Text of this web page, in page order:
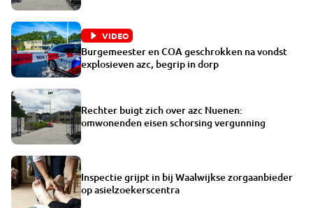
VIDEO
Burgemeester en COA geschrokken na vondst
explosieven azc, begrip in dorp
Rechter buigt zich over azc Nuenen:
omwonenden eisen schorsing vergunning
Inspectie grijpt in bij Waalwijkse zorgaanbieder
op asielzoekerscentra